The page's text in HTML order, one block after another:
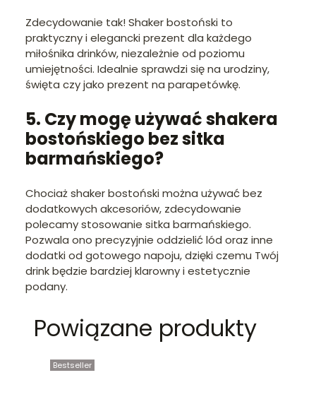
Zdecydowanie tak! Shaker bostoński to
praktyczny i elegancki prezent dla każdego
miłośnika drinków, niezależnie od poziomu
umiejętności. Idealnie sprawdzi się na urodziny,
święta czy jako prezent na parapetówkę.
5. Czy mogę używać shakera
bostońskiego bez sitka
barmańskiego?
Chociaż shaker bostoński można używać bez
dodatkowych akcesoriów, zdecydowanie
polecamy stosowanie sitka barmańskiego.
Pozwala ono precyzyjnie oddzielić lód oraz inne
dodatki od gotowego napoju, dzięki czemu Twój
drink będzie bardziej klarowny i estetycznie
podany.
Powiązane produkty
Bestseller